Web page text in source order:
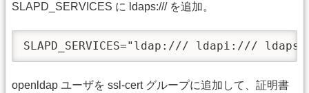
SLAPD_SERVICES に ldaps:/// を追加。
SLAPD_SERVICES="ldap:/// ldapi:///
openldap ユーザを ssl-cert グループに追加して、証明書